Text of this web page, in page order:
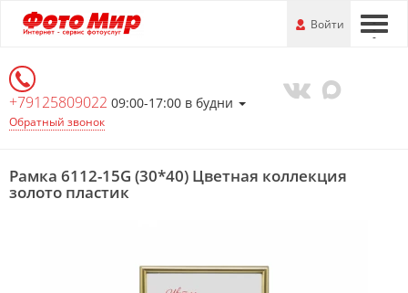
Перейти
к
информации
---
Войти
+79125809022 09:00-17:00 в будни
Обратный звонок
Рамка 6112-15G (30*40) Цветная коллекция
золото пластик